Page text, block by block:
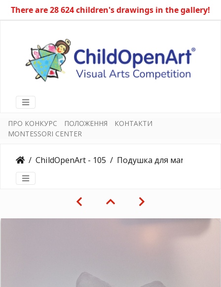
There are 28 624 children's drawings in the gallery!
ПРО КОНКУРС ПОЛОЖЕННЯ
КОНТАКТИ
MONTESSORI CENTER
ChildOpenArt - 105 Подушка для мами "Рожева ромашка"